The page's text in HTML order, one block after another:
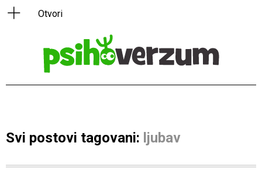
Svi postovi tagovani: ljubav